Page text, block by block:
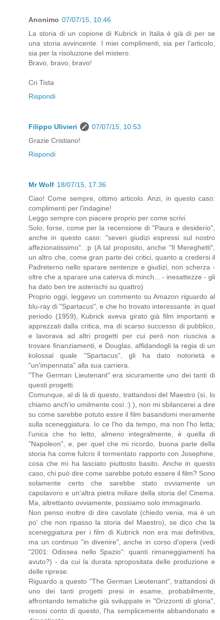
Anonimo 07/07/15, 10:46
La storia di un copione di Kubrick in Italia è già di per se
una storia avvincente. I miei complimenti, sia per l'articolo,
sia per la risoluzione del mistero.
Bravo, bravo, bravo!
Cri Tista
Rispondi
Filippo Ulivieri
07/07/15, 10:53
Grazie Cristiano!
Rispondi
Mr Wolf 18/07/15, 17:36
Ciao! Come sempre, ottimo articolo. Anzi, in questo caso:
complimenti per l'indagine!
Leggo sempre con piacere proprio per come scrivi.
Solo, forse, come per la recensione di "Paura e desiderio",
anche in questo caso: "severi giudizi espressi sul nostro
affezionatissimo". :p (A tal proposito, anche "Il Mereghetti",
un altro che, come gran parte dei critici, quanto a credersi il
Padreterno nello sparare sentenze e giudizi, non scherza -
oltre che a sparare una caterva di minch... - inesattezze - gli
ha dato ben tre asterischi su quattro)
Proprio oggi, leggevo un commento su Amazon riguardo al
blu-ray di "Spartacus", e che ho trovato interessante: in quel
periodo (1959), Kubrick aveva girato già film importanti e
apprezzati dalla critica, ma di scarso successo di pubblico,
e lavorava ad altri progetti per cui però non riusciva a
trovare finanziamenti, e Douglas, affidandogli la regia di un
kolossal quale "Spartacus", gli ha dato notorietà e
"un'impennata" alla sua carriera.
"The German Lieutenant" era sicuramente uno dei tanti di
questi progetti.
Comunque, al di là di questo, trattandosi del Maestro (sì, lo
chiamo anch'io umilmente così :) ), non mi sbilancerei a dire
su come sarebbe potuto essre il film basandomi meramente
sulla sceneggiatura. Io ce l'ho da tempo, ma non l'ho letta;
l'unica che ho letto, almeno integralmente, è quella di
"Napoleon", e, per quel che mi ricordo, buona parte della
storia ha come fulcro il tormentato rapporto con Josephine,
cosa che mi ha lasciato piuttosto basito. Anche in questo
caso, chi può dire come sarebbe potuto essere il film? Sono
solamente certo che sarebbe stato ovviamente un
capolavoro e un'altra pietra miliare della storia del Cinema.
Ma, altrettanto ovviamente, possiamo solo immaginarlo.
Non penso inoltre di dire cavolate (chiedo venia, ma è un
po' che non ripasso la storia del Maestro), se dico che la
sceneggiatura per i film di Kubrick non era mai definitiva,
ma un continuo "in divenire", anche in corso d'opera (vedi
"2001: Odissea nello Spazio": quanti rimaneggiamenti ha
avuto?) - da cui la durata spropositata delle produzione e
delle riprese.
Riguardo a questo "The German Lieutenant", trattandosi di
uno dei tanti progetti presi in esame, probabilmente,
affrontando tematiche già sviluppate in "Orizzonti di gloria",
resosi conto di questo, l'ha semplicemente abbandonato e